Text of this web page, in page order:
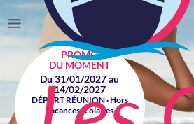
PROMO
DU MOMENT
Du 31/01/2027 au
14/02/2027
DÉPART RÉUNION · Hors
vacances scolaires